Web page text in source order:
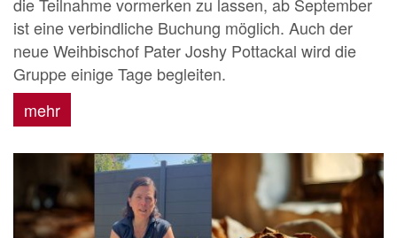
ist eine verbindliche Buchung möglich. Auch der
neue Weihbischof Pater Joshy Pottackal wird die
Gruppe einige Tage begleiten.
mehr